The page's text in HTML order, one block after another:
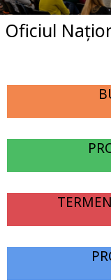
Previous
Next
Oficiul